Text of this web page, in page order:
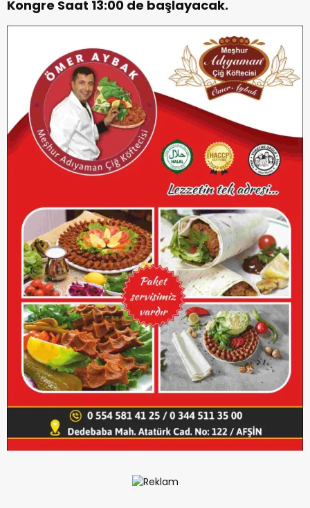
Kongre Saat 13:00 de başlayacak.